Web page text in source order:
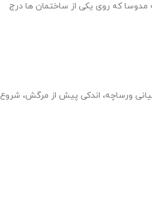
مدوسا که روی یکی از ساختمان ها درج
مرکزی ورساچه را اداره می‌کرد. انتظار می‌رفت که این شرکت در نیمه سال ۱۹۹۸ عمومی شود؛ بنابراین جیانی ورساچه، اندکی پیش از مرگش، شروع